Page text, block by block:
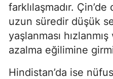
farklılaşmadır. Çin’de
uzun süredir düşük
yaşlanması
azalma eğilimine
Hindistan’da ise